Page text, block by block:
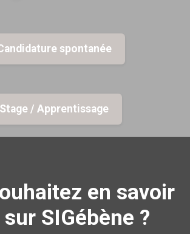
spontanée
Stage / Apprentissage
en savoir
SIGébène ?